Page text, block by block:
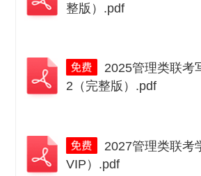
整版）.pdf
2（完整版）.pdf
VIP）.pdf